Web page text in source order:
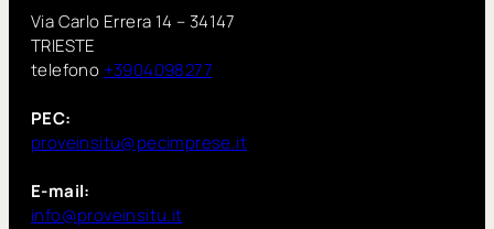
Via Carlo Errera 14 – 34147
TRIESTE
telefono +3904098277
PEC:
proveinsitu@pecimprese.it
E-mail:
info@proveinsitu.it